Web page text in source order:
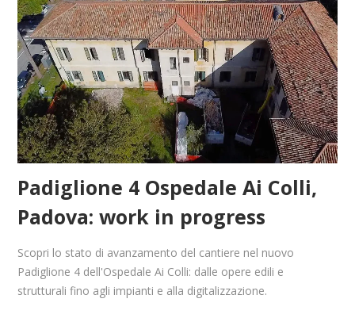
Padiglione 4 Ospedale Ai Colli,
Padova: work in progress
Scopri lo stato di avanzamento del cantiere nel nuovo
Padiglione 4 dell'Ospedale Ai Colli: dalle opere edili e
strutturali fino agli impianti e alla digitalizzazione.